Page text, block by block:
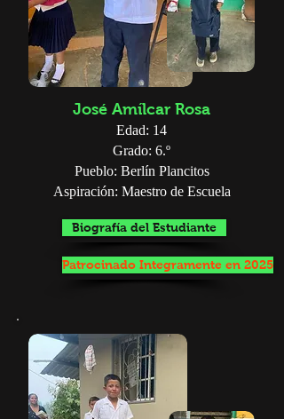
José Amílcar Rosa
Edad: 14
Grado: 6.º
Pueblo: Berlín Plancitos
Aspiración: Maestro de Escuela
Biografía del Estudiante
Patrocinado Integramente en 2025